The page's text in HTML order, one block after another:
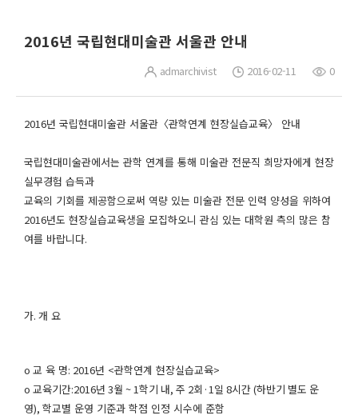
2016년 국립현대미술관 서울관 안내
admarchivist 2016-02-11 0
2016년 국립현대미술관 서울관〈관학연계 현장실습교육〉 안내
국립현대미술관에서는 관학 연계를 통해 미술관 전문직 희망자에게 현장
실무경험 습득과
교육의 기회를 제공함으로써 역량 있는 미술관 전문 인력 양성을 위하여
2016년도 현장실습교육생을 모집하오니 관심 있는 대학원 측의 많은 참
여를 바랍니다.
가. 개 요
o 교 육 명: 2016년 <관학연계 현장실습교육>
o 교육기간:2016년 3월 ~ 1학기 내, 주 2회·1일 8시간 (하반기 별도 운
영), 학교별 운영 기준과 학점 인정 시수에 준함